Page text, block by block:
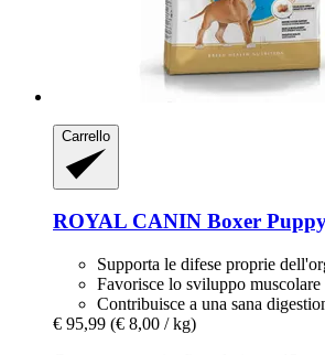
Carrello
ROYAL CANIN Boxer
Supporta le difese proprie
Favorisce lo sviluppo muscolare
Contribuisce a una sana
€ 95,99 (€ 8,00 / kg)